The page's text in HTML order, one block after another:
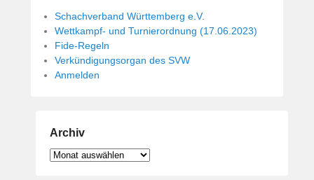
Schachverband Württemberg e.V.
Wettkampf- und Turnierordnung (17.06.2023)
Fide-Regeln
Verkündigungsorgan des SVW
Anmelden
Archiv
Archiv